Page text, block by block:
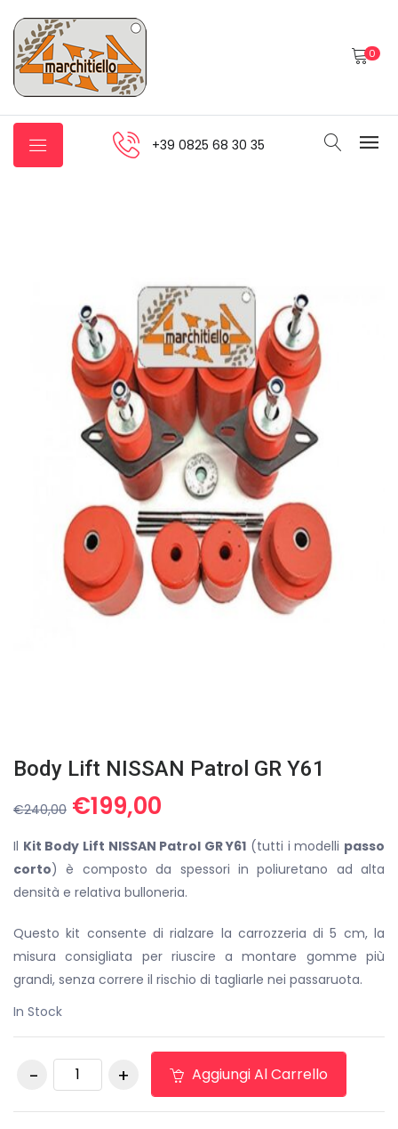
0
+39 0825 68 30 35
Body Lift NISSAN Patrol GR Y61
€240,00 Il
prezzo
originale
era:
€240,00.
€199,00
attuale
è:
€199,00.
Il Kit Body Lift NISSAN Patrol GR Y61 (tutti i modelli passo
corto) è composto da spessori in poliuretano ad alta
densità e relativa bulloneria.
Questo kit consente di rialzare la carrozzeria di 5 cm, la
misura consigliata per riuscire a montare gomme più
grandi, senza correre il rischio di tagliarle nei passaruota.
In Stock
Body Lift NISSAN
Patrol GR Y61
Aggiungi Al Carrello